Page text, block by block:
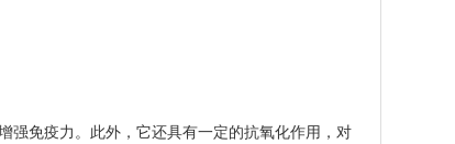
免疫力。此外，它还具有一定的抗氧化作用，对